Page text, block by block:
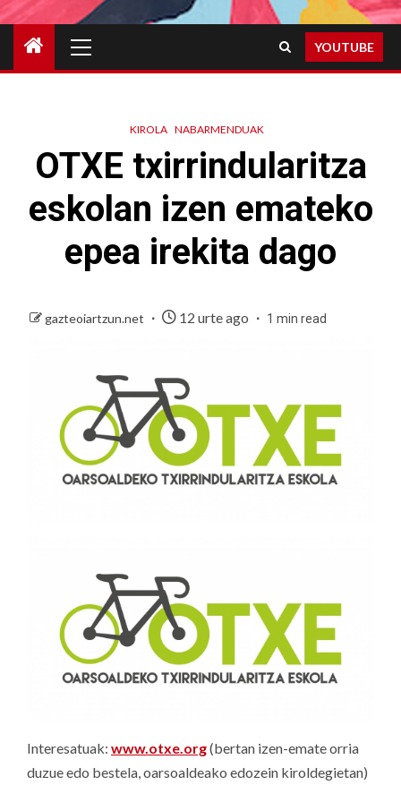
Menu
YOUTUBE
KIROLA NABARMENDUAK
OTXE txirrindularitza
eskolan izen emateko
epea irekita dago
gazteoiartzun.net 12 urte ago 1 min read
Interesatuak: www.otxe.org(bertan izen-emate orria
duzue edo bestela, oarsoaldeako edozein kiroldegietan)